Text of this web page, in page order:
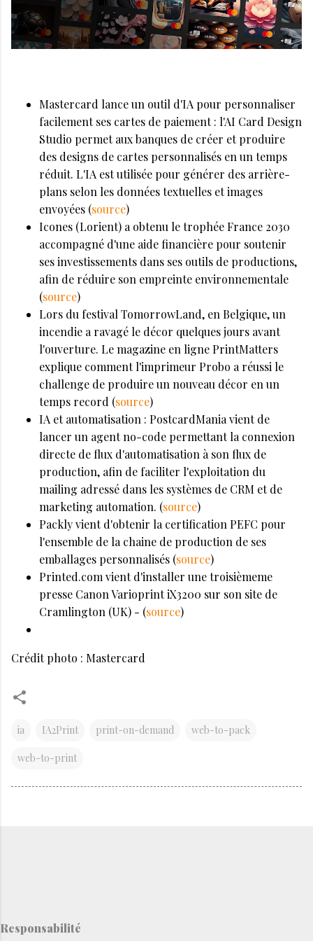
Mastercard lance un outil d'IA pour personnaliser
facilement ses cartes de paiement : l'AI Card Design
Studio permet aux banques de créer et produire
des designs de cartes personnalisés en un temps
réduit. L'IA est utilisée pour générer des arrière-
plans selon les données textuelles et images
envoyées (source)
Icones (Lorient) a obtenu le trophée France 2030
accompagné d'une aide financière pour soutenir
ses investissements dans ses outils de productions,
afin de réduire son empreinte environnementale
(source)
Lors du festival TomorrowLand, en Belgique, un
incendie a ravagé le décor quelques jours avant
l'ouverture. Le magazine en ligne PrintMatters
explique comment l'imprimeur Probo a réussi le
challenge de produire un nouveau décor en un
temps record (source)
IA et automatisation : PostcardMania vient de
lancer un agent no-code permettant la connexion
directe de flux d'automatisation à son flux de
production, afin de faciliter l'exploitation du
mailing adressé dans les systèmes de CRM et de
marketing automation. (source)
Packly vient d'obtenir la certification PEFC pour
l'ensemble de la chaine de production de ses
emballages personnalisés (source)
Printed.com vient d'installer une troisièmeme
presse Canon Varioprint iX3200 sur son site de
Cramlington (UK) - (source)
Crédit photo : Mastercard
ia IA2Print print-on-demand web-to-pack
web-to-print
Responsabilité